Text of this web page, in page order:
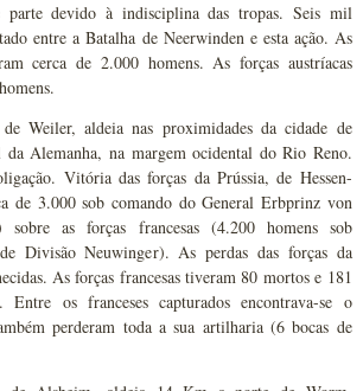
parte devido à indisciplina das tropas. Seis mil
entre a Batalha de Neerwinden e esta ação. As
cerca de 2.000 homens. As forças austríacas
Weiler, aldeia nas proximidades da cidade de
da Alemanha, na margem ocidental do Rio Reno.
Vitória das forças da Prússia, de Hessen-
de 3.000 sob comando do General Erbprinz von
sobre as forças francesas (4.200 homens sob
Divisão Neuwinger). As perdas das forças da
As forças francesas tiveram 80 mortos e 181
Entre os franceses capturados encontrava-se o
perderam toda a sua artilharia (6 bocas de